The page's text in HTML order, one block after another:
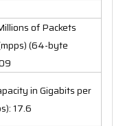
of Packets
(64-byte
in Gigabits per
17.6